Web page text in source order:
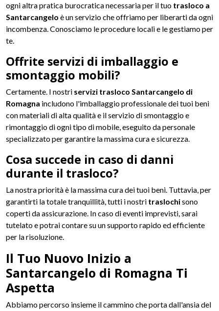
ogni altra pratica burocratica necessaria per il tuo trasloco a
Santarcangelo è un servizio che offriamo per liberarti da ogni
incombenza. Conosciamo le procedure locali e le gestiamo per
te.
Offrite servizi di imballaggio e
smontaggio mobili?
Certamente. I nostri servizi trasloco Santarcangelo di
Romagna includono l'imballaggio professionale dei tuoi beni
con materiali di alta qualità e il servizio di smontaggio e
rimontaggio di ogni tipo di mobile, eseguito da personale
specializzato per garantire la massima cura e sicurezza.
Cosa succede in caso di danni
durante il trasloco?
La nostra priorità è la massima cura dei tuoi beni. Tuttavia, per
garantirti la totale tranquillità, tutti i nostri traslochisono
coperti da assicurazione. In caso di eventi imprevisti, sarai
tutelato e potrai contare su un supporto rapido ed efficiente
per la risoluzione.
Il Tuo Nuovo Inizio a
Santarcangelo di Romagna Ti
Aspetta
Abbiamo percorso insieme il cammino che porta dall'ansia del